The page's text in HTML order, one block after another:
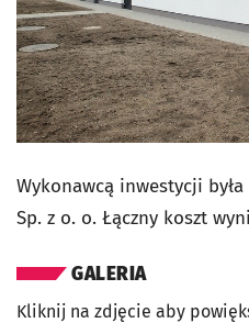
Wykonawcą inwestycji była
Sp. z o. o. Łączny koszt
GALERIA
Kliknij na zdjęcie aby